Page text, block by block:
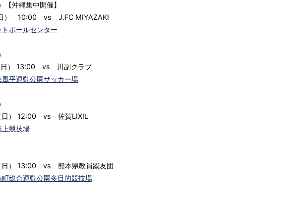
【沖縄集中開催】
） 10:00 vs J.FC MIYAZAKI
ボールセンター
日） 13:00 vs 川副クラブ
風平運動公園サッカー場
日） 12:00 vs 佐賀LIXIL
上競技場
日） 13:00 vs 熊本県教員蹴友団
総合運動公園多目的競技場